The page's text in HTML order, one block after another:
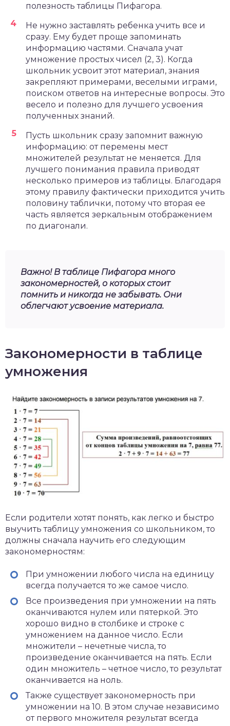
полезность таблицы Пифагора.
Не нужно заставлять ребенка учить все и
сразу. Ему будет проще запоминать
информацию частями. Сначала учат
умножение простых чисел (2, 3). Когда
школьник усвоит этот материал, знания
закрепляют примерами, веселыми играми,
поиском ответов на интересные вопросы. Это
весело и полезно для лучшего усвоения
полученных знаний.
Пусть школьник сразу запомнит важную
информацию: от перемены мест
множителей результат не меняется. Для
лучшего понимания правила приводят
несколько примеров из таблицы. Благодаря
этому правилу фактически приходится учить
половину таблички, потому что вторая ее
часть является зеркальным отображением
по диагонали.
Важно! В таблице Пифагора много
закономерностей, о которых стоит
помнить и никогда не забывать. Они
облегчают усвоение материала.
Закономерности в таблице
умножения
Если родители хотят понять, как легко и быстро
выучить таблицу умножения со школьником, то
должны сначала научить его следующим
закономерностям:
При умножении любого числа на единицу
всегда получается то же самое число.
Все произведения при умножении на пять
оканчиваются нулем или пятеркой. Это
хорошо видно в столбике и строке с
умножением на данное число. Если
множители – нечетные числа, то
произведение оканчивается на пять. Если
один множитель – четное число, то результат
оканчивается на ноль.
Также существует закономерность при
умножении на 10. В этом случае независимо
от первого множителя результат всегда